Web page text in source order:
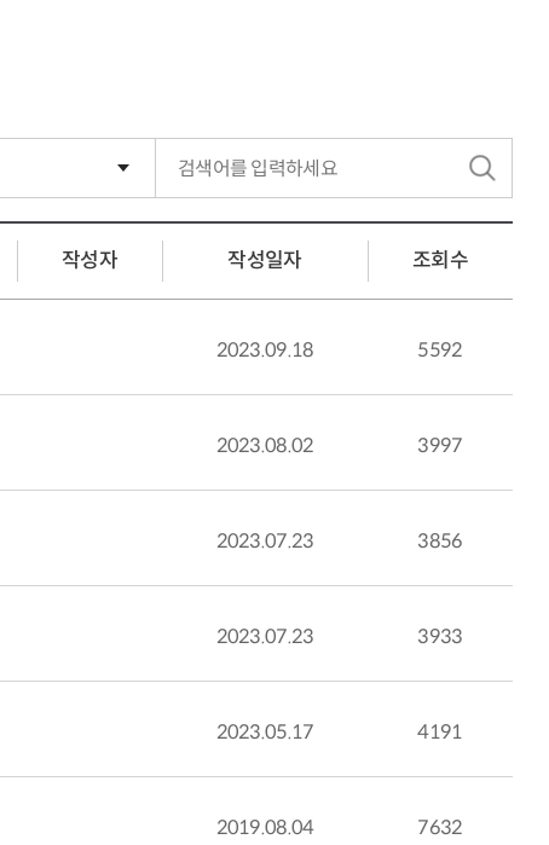
검
색
작성자 작성일자 조회수
2023.09.18 5592
2023.08.02 3997
2023.07.23 3856
2023.07.23 3933
2023.05.17 4191
2019.08.04 7632